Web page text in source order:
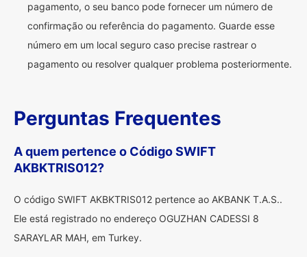
pagamento, o seu banco pode fornecer um número de
confirmação ou referência do pagamento. Guarde esse
número em um local seguro caso precise rastrear o
pagamento ou resolver qualquer problema posteriormente.
Perguntas Frequentes
A quem pertence o Código SWIFT
AKBKTRIS012?
O código SWIFT AKBKTRIS012 pertence ao AKBANK T.A.S..
Ele está registrado no endereço OGUZHAN CADESSI 8
SARAYLAR MAH, em Turkey.